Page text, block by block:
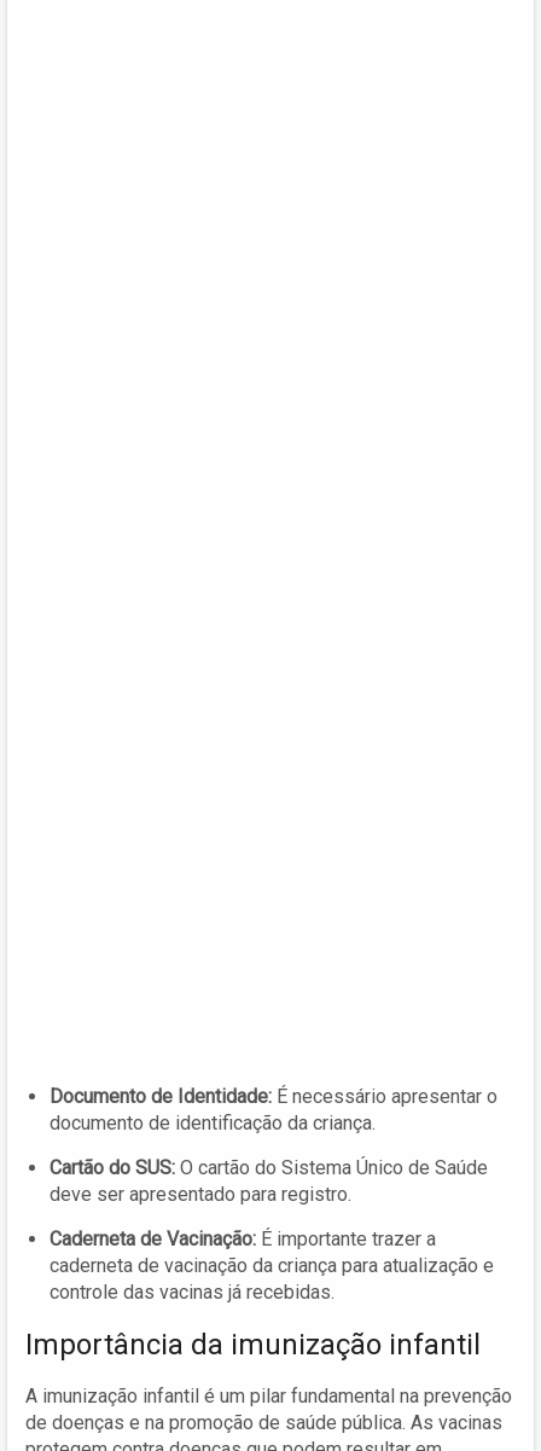
Documento de Identidade: É necessário apresentar o
documento de identificação da criança.
Cartão do SUS: O cartão do Sistema Único de Saúde
deve ser apresentado para registro.
Caderneta de Vacinação: É importante trazer a
caderneta de vacinação da criança para atualização e
controle das vacinas já recebidas.
Importância da imunização infantil
A imunização infantil é um pilar fundamental na prevenção
de doenças e na promoção de saúde pública. As vacinas